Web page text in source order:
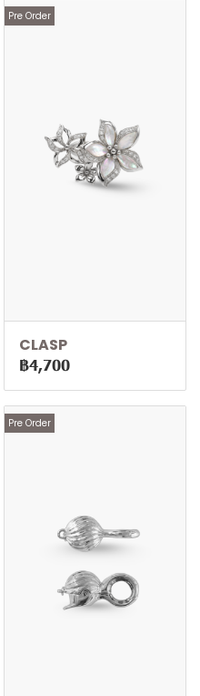
Pre Order
CLASP
฿4,700
Pre Order